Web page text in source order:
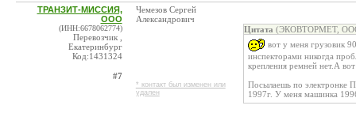
ТРАНЗИТ-МИССИЯ,
ООО
(ИНН:6678062774)
Перевозчик ,
Екатеринбург
Код:1431324
#7
Чемезов Сергей
Александрович
* контакт был изменен или
удален
Цитата (ЭКОВТОРМЕТ, ООО
вот у меня грузовик
инспекторами никогда
крепления ремней нет.А
Посылаешь по
1997г. У меня машинка